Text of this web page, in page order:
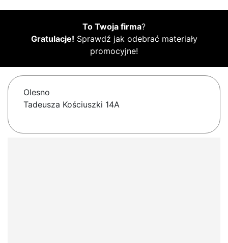
To Twoja firma?
Gratulacje! Sprawdź jak odebrać materiały
promocyjne!
Olesno
Tadeusza Kościuszki 14A